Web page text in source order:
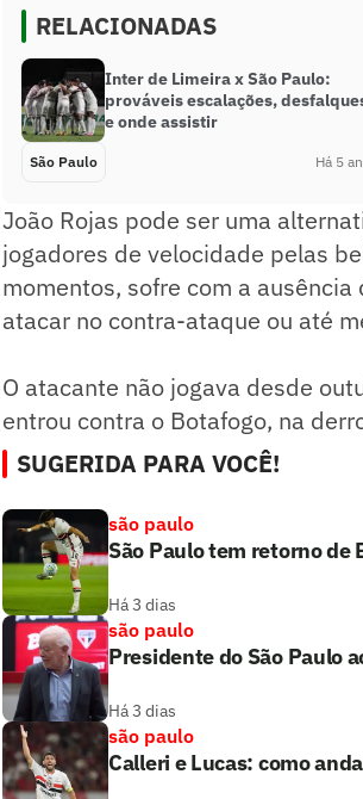
RELACIONADAS
Inter de Limeira x São Paulo:
prováveis escalações,
e onde assistir
São Paulo Há 5
João Rojas pode ser uma
jogadores de velocidade pelas
momentos, sofre com a
atacar no contra-ataque ou até
O atacante não jogava desde
entrou contra o Botafogo, na
SUGERIDA PARA VOCÊ!
são paulo
São Paulo tem retorno de
Há 3 dias
são paulo
Presidente do São Paulo
Há 3 dias
são paulo
Calleri e Lucas: como